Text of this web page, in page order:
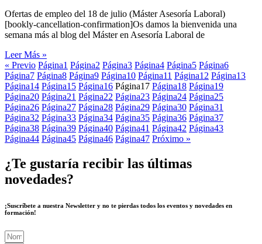
Ofertas de empleo del 18 de julio (Máster Asesoría Laboral)
[bookly-cancellation-confirmation]Os damos la bienvenida una
semana más al blog del Máster en Asesoría Laboral de
Leer Más »
« Previo Página1 Página2 Página3 Página4 Página5 Página6
Página7 Página8 Página9 Página10 Página11 Página12 Página13
Página14 Página15 Página16 Página17 Página18 Página19
Página20 Página21 Página22 Página23 Página24 Página25
Página26 Página27 Página28 Página29 Página30 Página31
Página32 Página33 Página34 Página35 Página36 Página37
Página38 Página39 Página40 Página41 Página42 Página43
Página44 Página45 Página46 Página47 Próximo »
¿Te gustaría recibir las últimas
novedades?
¡Suscríbete a nuestra Newsletter y no te pierdas todos los eventos y novedades en
formación!